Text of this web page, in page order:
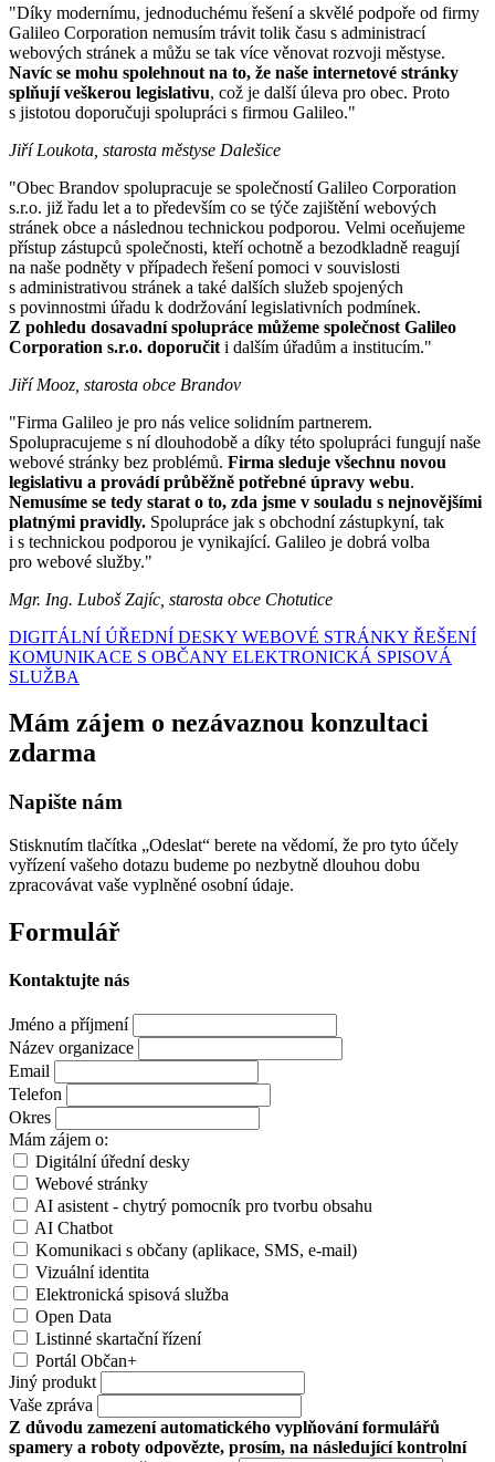
"Díky modernímu, jednoduchému řešení a skvělé podpoře od firmy
Galileo Corporation nemusím trávit tolik času s administrací
webových stránek a můžu se tak více věnovat rozvoji městyse.
Navíc se mohu spolehnout na to, že naše internetové stránky
splňují veškerou legislativu, což je další úleva pro obec. Proto
s jistotou doporučuji spolupráci s firmou Galileo."
Jiří Loukota, starosta městyse Dalešice
"Obec Brandov spolupracuje se společností Galileo Corporation
s.r.o. již řadu let a to především co se týče zajištění webových
stránek obce a následnou technickou podporou. Velmi oceňujeme
přístup zástupců společnosti, kteří ochotně a bezodkladně reagují
na naše podněty v případech řešení pomoci v souvislosti
s administrativou stránek a také dalších služeb spojených
s povinnostmi úřadu k dodržování legislativních podmínek.
Z pohledu dosavadní spolupráce můžeme společnost Galileo
Corporation s.r.o. doporučit i dalším úřadům a institucím."
Jiří Mooz, starosta obce Brandov
"Firma Galileo je pro nás velice solidním partnerem.
Spolupracujeme s ní dlouhodobě a díky této spolupráci fungují naše
webové stránky bez problémů. Firma sleduje všechnu novou
legislativu a provádí průběžně potřebné úpravy webu.
Nemusíme se tedy starat o to, zda jsme v souladu s nejnovějšími
platnými pravidly. Spolupráce jak s obchodní zástupkyní, tak
i s technickou podporou je vynikající. Galileo je dobrá volba
pro webové služby."
Mgr. Ing. Luboš Zajíc, starosta obce Chotutice
DIGITÁLNÍ ÚŘEDNÍ DESKY WEBOVÉ STRÁNKY ŘEŠENÍ
KOMUNIKACE S OBČANY ELEKTRONICKÁ SPISOVÁ
SLUŽBA
Mám zájem o nezávaznou konzultaci
zdarma
Napište nám
Stisknutím tlačítka „Odeslat“ berete na vědomí, že pro tyto účely
vyřízení vašeho dotazu budeme po nezbytně dlouhou dobu
zpracovávat vaše vyplněné osobní údaje.
Formulář
Kontaktujte nás
Jméno a příjmení
Název organizace
Email
Telefon
Okres
Mám zájem o:
Digitální úřední desky
Webové stránky
AI asistent - chytrý pomocník pro tvorbu obsahu
AI Chatbot
Komunikaci s občany (aplikace, SMS, e-mail)
Vizuální identita
Elektronická spisová služba
Open Data
Listinné skartační řízení
Portál Občan+
Jiný produkt
Vaše zpráva
Z důvodu zamezení automatického vyplňování formulářů
spamery a roboty odpovězte, prosím, na následující kontrolní